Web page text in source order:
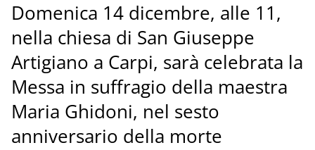
Domenica 14 dicembre, alle 11,
nella chiesa di San Giuseppe
Artigiano a Carpi, sarà celebrata la
Messa in suffragio della maestra
Maria Ghidoni, nel sesto
anniversario della morte